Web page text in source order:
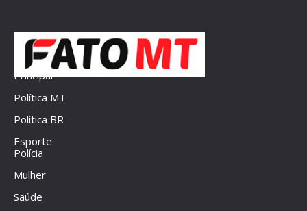
Principal
Política MT
Política BR
Esporte
Polícia
Mulher
Saúde